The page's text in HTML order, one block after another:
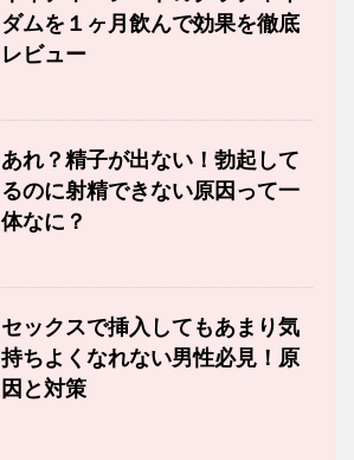
ダムを１ヶ月飲んで効果を徹底
レビュー
あれ？精子が出ない！勃起して
るのに射精できない原因って一
体なに？
セックスで挿入してもあまり気
持ちよくなれない男性必見！原
因と対策